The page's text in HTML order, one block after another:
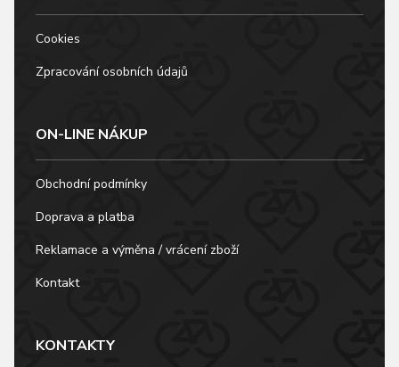
Cookies
Zpracování osobních údajů
ON-LINE NÁKUP
Obchodní podmínky
Doprava a platba
Reklamace a výměna / vrácení zboží
Kontakt
KONTAKTY